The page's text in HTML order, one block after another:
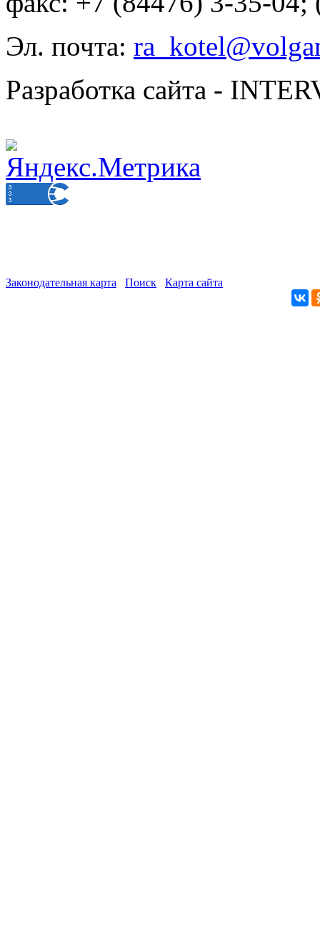
Эл. почта:
Разработка сайта -
Законодательная карта Поиск Карта сайта